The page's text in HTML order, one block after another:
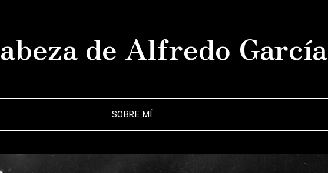
de Alfredo García
SOBRE MÍ